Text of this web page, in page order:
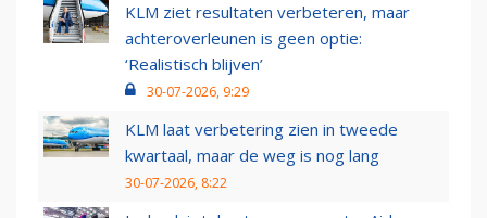
KLM ziet resultaten verbeteren, maar
achteroverleunen is geen optie:
‘Realistisch blijven’
30-07-2026, 9:29
KLM laat verbetering zien in tweede
kwartaal, maar de weg is nog lang
30-07-2026, 8:22